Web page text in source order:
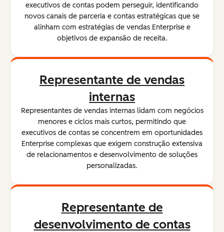
executivos de contas podem perseguir, identificando
novos canais de parceria e contas estratégicas que se
alinham com estratégias de vendas Enterprise e
objetivos de expansão de receita.
Representante de vendas
internas
Representantes de vendas internas lidam com negócios
menores e ciclos mais curtos, permitindo que
executivos de contas se concentrem em oportunidades
Enterprise complexas que exigem construção extensiva
de relacionamentos e desenvolvimento de soluções
personalizadas.
Representante de
desenvolvimento de contas